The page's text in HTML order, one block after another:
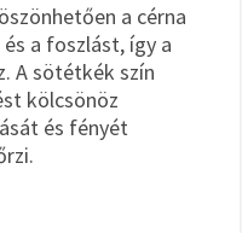
a cérna
a foszlást, így a
A sötétkék szín
kölcsönöz
és fényét